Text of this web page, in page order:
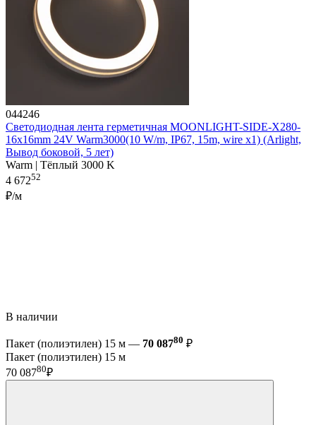
044246
Светодиодная лента герметичная MOONLIGHT-SIDE-X280-
16x16mm 24V Warm3000(10 W/m, IP67, 15m, wire x1) (Arlight,
Вывод боковой, 5 лет)
Warm | Тёплый 3000 K
4 67252
₽/м
В наличии
Пакет (полиэтилен) 15 м — 70 08780 ₽
Пакет (полиэтилен) 15 м
70 08780₽